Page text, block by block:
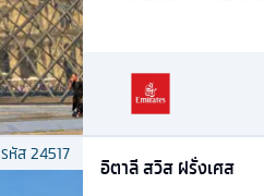
รหัส24517
อิตาลี สวิส ฝรั่งเศส